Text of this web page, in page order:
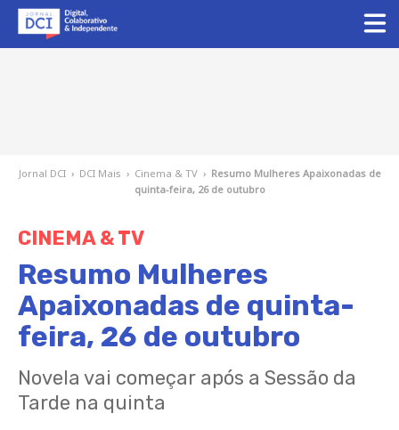
Jornal DCI › DCI Mais › Cinema & TV › Resumo Mulheres Apaixonadas de
quinta-feira, 26 de outubro
CINEMA & TV
Resumo Mulheres
Apaixonadas de quinta-
feira, 26 de outubro
Novela vai começar após a Sessão da
Tarde na quinta